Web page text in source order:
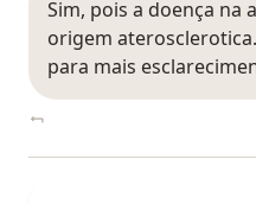
Sim, pois a doença na
origem
para mais